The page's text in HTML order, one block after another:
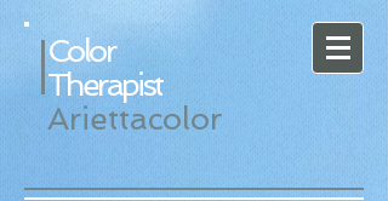
Color
Therapist
Ariettacolor